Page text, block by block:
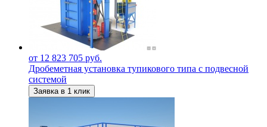
от 12 823 705 руб.
Дробеметная установка тупикового типа с подвесной
системой
Заявка в 1 клик